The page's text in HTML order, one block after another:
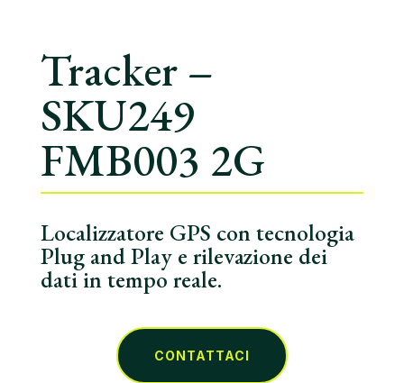
Tracker –
SKU249
FMB003 2G
Localizzatore GPS con tecnologia
Plug and Play e rilevazione dei
dati in tempo reale.
CONTATTACI